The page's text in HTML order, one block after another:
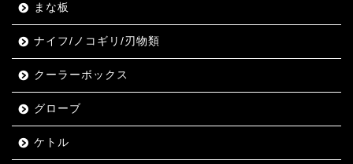
まな板
ナイフ/ノコギリ/刃物類
クーラーボックス
グローブ
ケトル